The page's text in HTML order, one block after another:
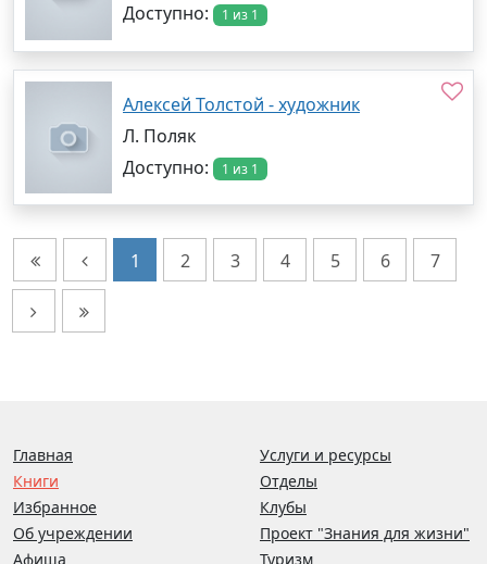
Доступно:
1 из 1
Алексей Толстой - художник
Л. Поляк
Доступно:
1 из 1
1 2 3 4 5 6 7
Главная
Книги
Избранное
Об учреждении
Афиша
Услуги и ресурсы
Отделы
Клубы
Проект "Знания для жизни"
Туризм